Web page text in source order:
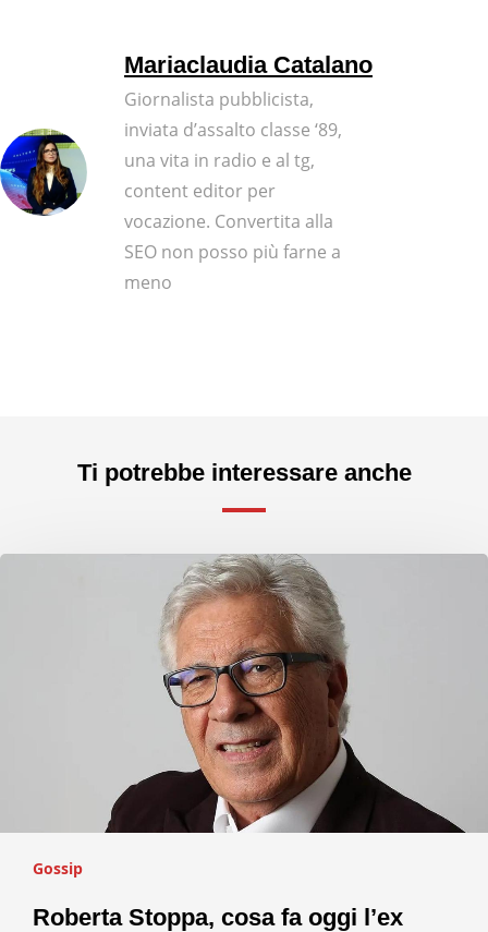
Mariaclaudia Catalano
Giornalista pubblicista,
inviata d’assalto classe ‘89,
una vita in radio e al tg,
content editor per
vocazione. Convertita alla
SEO non posso più farne a
meno
Ti potrebbe interessare anche
Gossip
Roberta Stoppa, cosa fa oggi l’ex